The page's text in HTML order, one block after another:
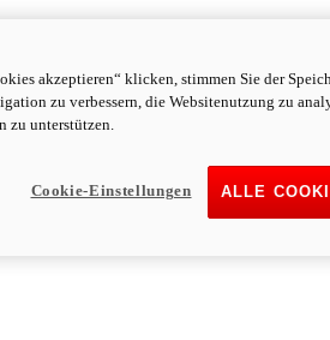
akzeptieren“ klicken, stimmen Sie der
zu verbessern, die Websitenutzung zu
zu unterstützen.
ALLE
Cookie-Einstellungen